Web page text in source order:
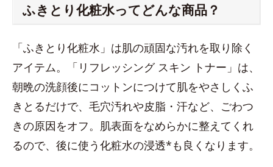
ふきとり化粧水ってどんな商品？
「ふきとり化粧水」は肌の頑固な汚れを取り除く
アイテム。「リフレッシング スキン トナー」は、
朝晩の洗顔後にコットンにつけて肌をやさしくふ
きとるだけで、毛穴汚れや皮脂・汗など、ごわつ
きの原因をオフ。肌表面をなめらかに整えてくれ
るので、後に使う化粧水の浸透*も良くなります。